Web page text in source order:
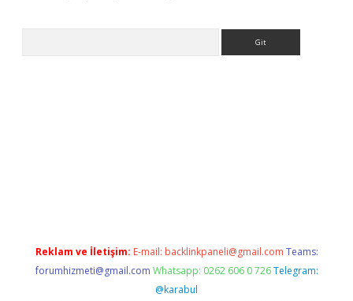
Reklam ve İletişim: E-mail: backlinkpaneli@gmail.com Teams:
forumhizmeti@gmail.com Whatsapp: 0262 606 0 726 Telegram:
@karabul